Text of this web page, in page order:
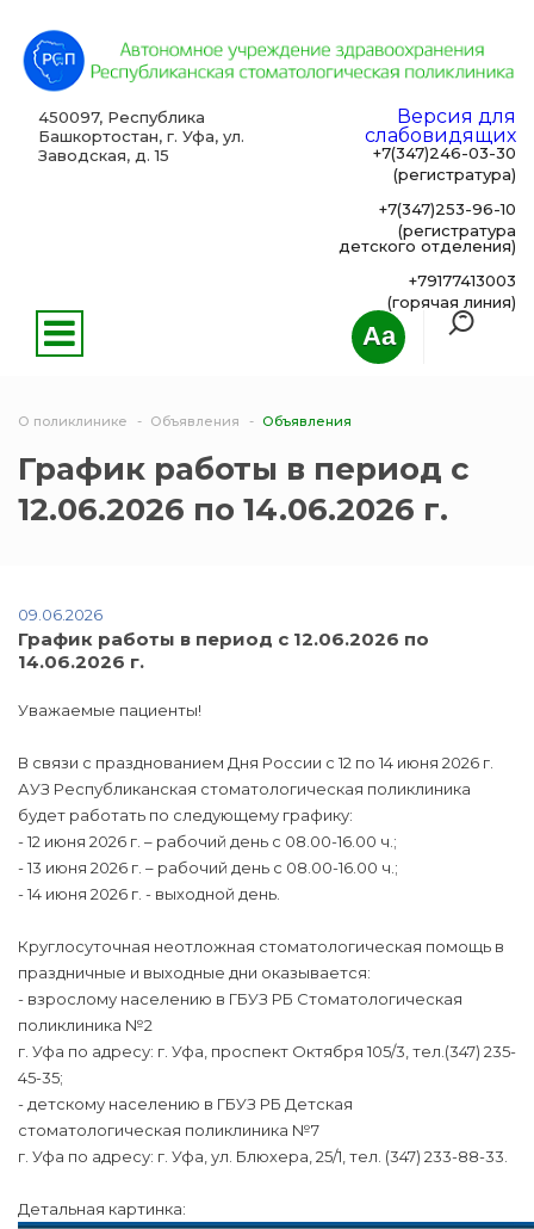
Aa
450097, Республика
Башкортостан, г. Уфа, ул.
Заводская, д. 15
Версия для
слабовидящих
+7(347)246-03-30
(регистратура)
+7(347)253-96-10
(регистратура
детского отделения)
+79177413003
(горячая линия)
О поликлинике Объявления Объявления
График работы в период с
12.06.2026 по 14.06.2026 г.
09.06.2026
График работы в период с 12.06.2026 по
14.06.2026 г.
Уважаемые пациенты!
В связи с празднованием Дня России с 12 по 14 июня 2026 г.
АУЗ Республиканская стоматологическая поликлиника
будет работать по следующему графику:
- 12 июня 2026 г. – рабочий день с 08.00-16.00 ч.;
- 13 июня 2026 г. – рабочий день с 08.00-16.00 ч.;
- 14 июня 2026 г. - выходной день.
Круглосуточная неотложная стоматологическая помощь в
праздничные и выходные дни оказывается:
- взрослому населению в ГБУЗ РБ Стоматологическая
поликлиника №2
г. Уфа по адресу: г. Уфа, проспект Октября 105/3, тел.(347) 235-
45-35;
- детскому населению в ГБУЗ РБ Детская
стоматологическая поликлиника №7
г. Уфа по адресу: г. Уфа, ул. Блюхера, 25/1, тел. (347) 233-88-33.
Детальная картинка: